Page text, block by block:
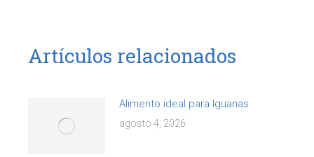
Artículos relacionados
Alimento ideal para Iguanas
agosto 4, 2026